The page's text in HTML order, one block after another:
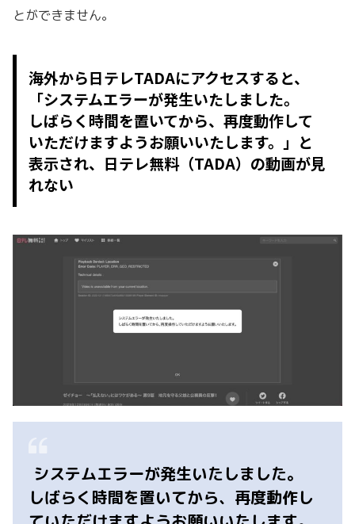
とができません。
海外から日テレTADAにアクセスすると、
「システムエラーが発生いたしました。
しばらく時間を置いてから、再度動作して
いただけますようお願いいたします。」と
表示され、日テレ無料（TADA）の動画が見
れない
システムエラーが発生いたしました。
しばらく時間を置いてから、再度動作し